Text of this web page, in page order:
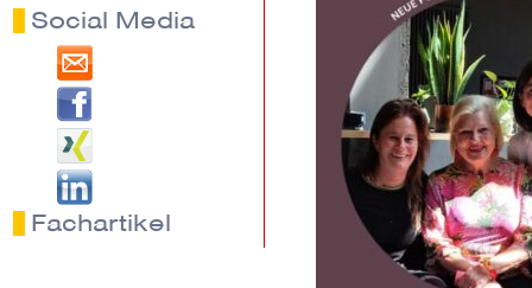
Social Media
Fachartikel